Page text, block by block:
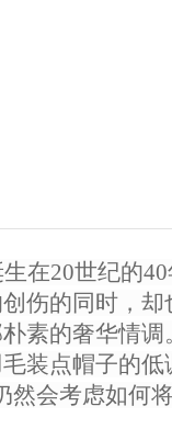
在20世纪的
伤的同时，
素的奢华情
装点帽子的
然会考虑如何